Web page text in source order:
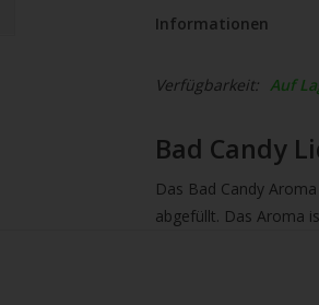
Informationen
Verfügbarkeit: Auf
Bad Candy
Das Bad Candy
abgefüllt. Das Aroma
herstellen. Mischen